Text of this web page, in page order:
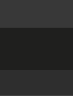
1-2 dagar.